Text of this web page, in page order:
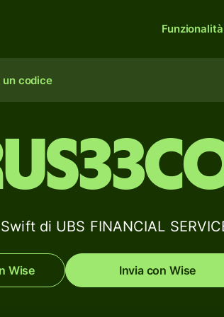
Funzionalità
codice
di UBS FINANCIAL
Wise Invia con Wise